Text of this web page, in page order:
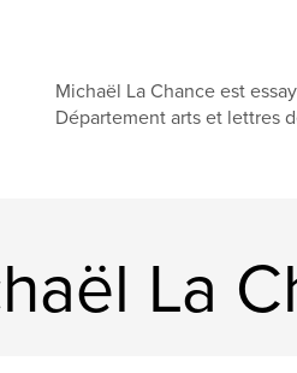
Michaël La Chance est
Département arts et lettres
La